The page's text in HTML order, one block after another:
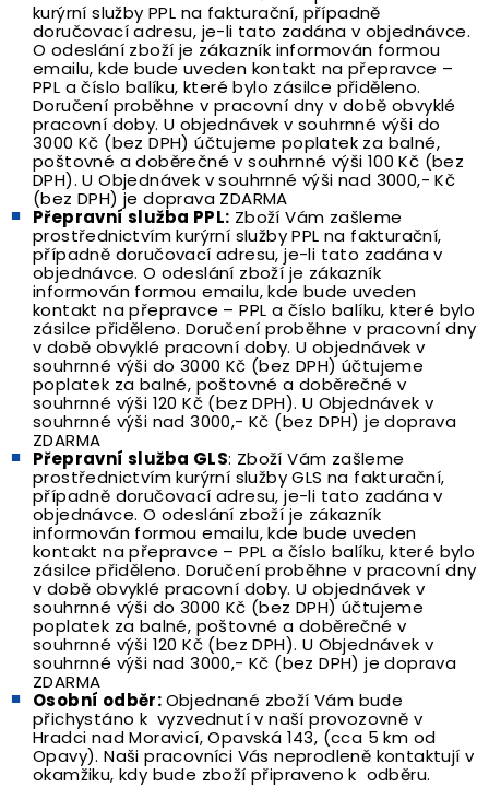
kurýrní služby PPL na fakturační, případně
doručovací adresu, je-li tato zadána v objednávce.
O odeslání zboží je zákazník informován formou
emailu, kde bude uveden kontakt na přepravce –
PPL a číslo balíku, které bylo zásilce přiděleno.
Doručení proběhne v pracovní dny v době obvyklé
pracovní doby. U objednávek v souhrnné výši do
3000 Kč (bez DPH) účtujeme poplatek za balné,
poštovné a doběrečné v souhrnné výši 100 Kč (bez
DPH). U Objednávek v souhrnné výši nad 3000,- Kč
(bez DPH) je doprava ZDARMA
Přepravní služba PPL: Zboží Vám zašleme
prostřednictvím kurýrní služby PPL na fakturační,
případně doručovací adresu, je-li tato zadána v
objednávce. O odeslání zboží je zákazník
informován formou emailu, kde bude uveden
kontakt na přepravce – PPL a číslo balíku, které bylo
zásilce přiděleno. Doručení proběhne v pracovní dny
v době obvyklé pracovní doby. U objednávek v
souhrnné výši do 3000 Kč (bez DPH) účtujeme
poplatek za balné, poštovné a doběrečné v
souhrnné výši 120 Kč (bez DPH). U Objednávek v
souhrnné výši nad 3000,- Kč (bez DPH) je doprava
ZDARMA
Přepravní služba GLS: Zboží Vám zašleme
prostřednictvím kurýrní služby GLS na fakturační,
případně doručovací adresu, je-li tato zadána v
objednávce. O odeslání zboží je zákazník
informován formou emailu, kde bude uveden
kontakt na přepravce – PPL a číslo balíku, které bylo
zásilce přiděleno. Doručení proběhne v pracovní dny
v době obvyklé pracovní doby. U objednávek v
souhrnné výši do 3000 Kč (bez DPH) účtujeme
poplatek za balné, poštovné a doběrečné v
souhrnné výši 120 Kč (bez DPH). U Objednávek v
souhrnné výši nad 3000,- Kč (bez DPH) je doprava
ZDARMA
Osobní odběr:Objednané zboží Vám bude
přichystáno k vyzvednutí v naší provozovně v
Hradci nad Moravicí, Opavská 143, (cca 5 km od
Opavy). Naši pracovníci Vás neprodleně kontaktují v
okamžiku, kdy bude zboží připraveno k odběru.